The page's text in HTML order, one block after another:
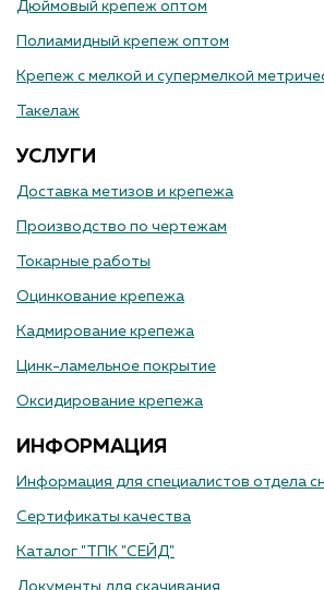
Дюймовый крепеж оптом
Полиамидный крепеж оптом
Крепеж с мелкой и супермелкой
Такелаж
УСЛУГИ
Доставка метизов и крепежа
Производство по чертежам
Токарные работы
Оцинкование крепежа
Кадмирование крепежа
Цинк-ламельное покрытие
Оксидирование крепежа
ИНФОРМАЦИЯ
Информация для специалистов отдела
Сертификаты качества
Каталог "ТПК "СЕЙД"
Документы для скачивания